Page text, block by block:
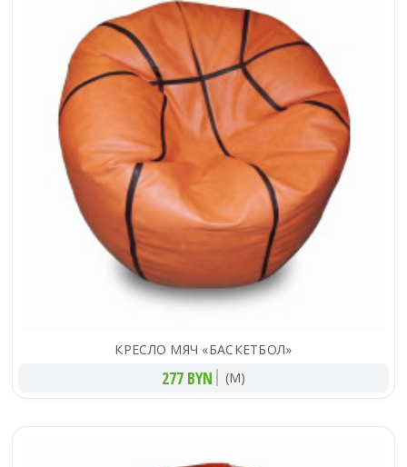
КРЕСЛО МЯЧ «БАСКЕТБОЛ»
277 BYN (M)